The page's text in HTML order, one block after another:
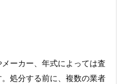
ーカー、年式によっては査
処分する前に、複数の業者